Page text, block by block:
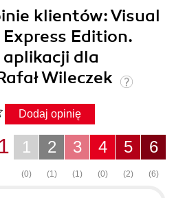
klientów: Visual
Edition.
dla
Wileczek
Dodaj opinię
6
(6)
5
(2)
4
(0)
3
(1)
2
(1)
1
(0)